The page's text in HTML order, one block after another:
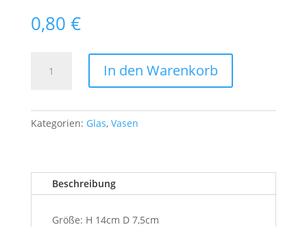
0,80 €
Flaschenvase
In den Warenkorb
Kategorien: Glas, Vasen
Beschreibung
Größe: H 14cm D 7,5cm